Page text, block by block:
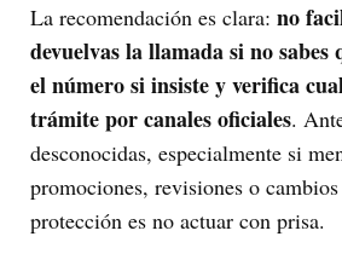
La recomendación es clara: no
devuelvas la llamada si no sabes
el número si insiste y verifica
trámite por canales oficiales.
desconocidas, especialmente si
promociones, revisiones o
protección es no actuar con prisa.